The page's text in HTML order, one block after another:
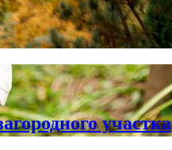
участка